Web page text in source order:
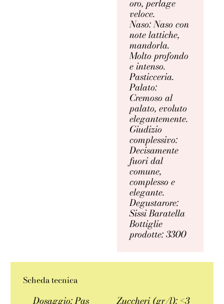
oro, perlage
veloce.
Naso: Naso con
note lattiche,
mandorla.
Molto profondo
e intenso.
Pasticceria.
Palato:
Cremoso al
palato, evoluto
elegantemente.
Giudizio
complessivo:
Decisamente
fuori dal
comune,
complesso e
elegante.
Degustarore:
Sissi Baratella
Bottiglie
prodotte: 3300
Scheda tecnica
Dosaggio: Pas Zuccheri (gr/l): <3